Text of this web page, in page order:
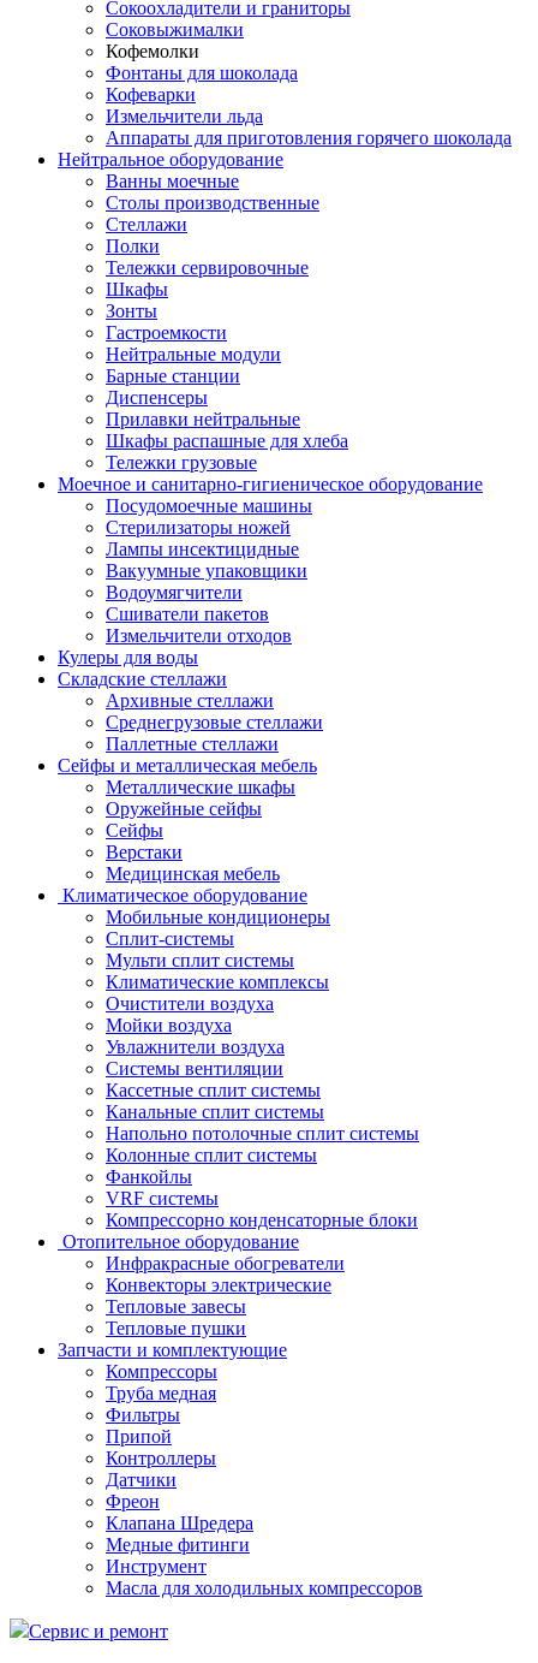
Сокоохладители и граниторы
Соковыжималки
Кофемолки
Фонтаны для шоколада
Кофеварки
Измельчители льда
Аппараты для приготовления горячего шоколада
Нейтральное оборудование
Ванны моечные
Столы производственные
Стеллажи
Полки
Тележки сервировочные
Шкафы
Зонты
Гастроемкости
Нейтральные модули
Барные станции
Диспенсеры
Прилавки нейтральные
Шкафы распашные для хлеба
Тележки грузовые
Моечное и санитарно-гигиеническое оборудование
Посудомоечные машины
Стерилизаторы ножей
Лампы инсектицидные
Вакуумные упаковщики
Водоумягчители
Сшиватели пакетов
Измельчители отходов
Кулеры для воды
Складские стеллажи
Архивные стеллажи
Среднегрузовые стеллажи
Паллетные стеллажи
Сейфы и металлическая мебель
Металлические шкафы
Оружейные сейфы
Сейфы
Верстаки
Медицинская мебель
Климатическое оборудование
Мобильные кондиционеры
Сплит-системы
Мульти сплит системы
Климатические комплексы
Очистители воздуха
Мойки воздуха
Увлажнители воздуха
Системы вентиляции
Кассетные сплит системы
Канальные сплит системы
Напольно потолочные сплит системы
Колонные сплит системы
Фанкойлы
VRF системы
Компрессорно конденсаторные блоки
Отопительное оборудование
Инфракрасные обогреватели
Конвекторы электрические
Тепловые завесы
Тепловые пушки
Запчасти и комплектующие
Компрессоры
Труба медная
Фильтры
Припой
Контроллеры
Датчики
Фреон
Клапана Шредера
Медные фитинги
Инструмент
Масла для холодильных компрессоров
Сервис и ремонт